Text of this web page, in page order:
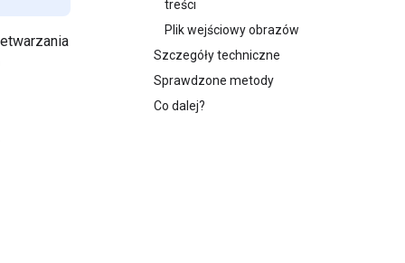
treści
Plik wejściowy obrazów
Szczegóły techniczne
Sprawdzone metody
Co dalej?